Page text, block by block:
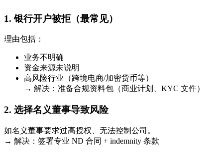
1. 银行开户被拒（最常见）
理由包括：
业务不明确
资金来源未说明
高风险行业（跨境电商/加密货币等）
→ 解决：准备合规资料包（商业计划、KYC 文件）
2. 选择名义董事导致风险
如名义董事要求过高授权、无法控制公司。
→ 解决：签署专业 ND 合同 + indemnity 条款